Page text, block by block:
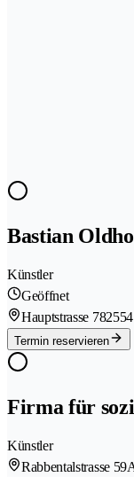
Bastian
Künstler
Geöffnet
Hauptstrasse 78
Termin reservieren
Firma für
Künstler
Rabbentalstrasse